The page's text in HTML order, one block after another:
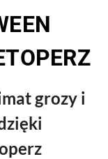
grozy i